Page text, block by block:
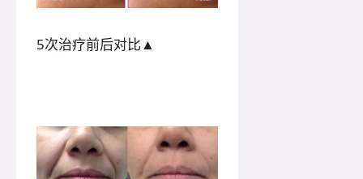
5次治疗前后对比▲